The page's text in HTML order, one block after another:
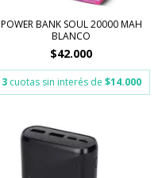
POWER BANK SOUL 20000 MAH
BLANCO
$42.000
3 cuotas sin interés de $14.000